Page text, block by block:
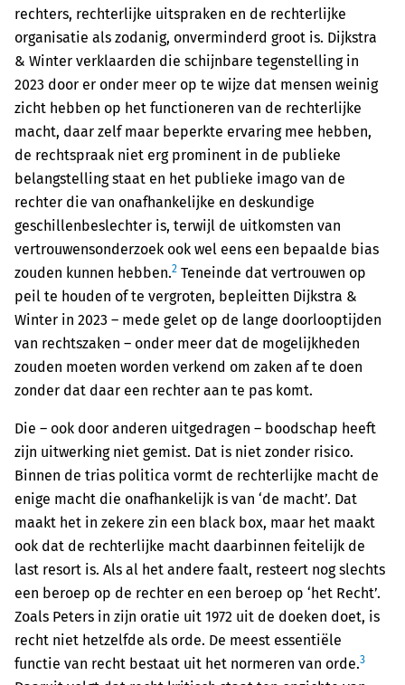
rechters, rechterlijke uitspraken en de rechterlijke
organisatie als zodanig, onverminderd groot is. Dijkstra
& Winter verklaarden die schijnbare tegenstelling in
2023 door er onder meer op te wijze dat mensen weinig
zicht hebben op het functioneren van de rechterlijke
macht, daar zelf maar beperkte ervaring mee hebben,
de rechtspraak niet erg prominent in de publieke
belangstelling staat en het publieke imago van de
rechter die van onafhankelijke en deskundige
geschillenbeslechter is, terwijl de uitkomsten van
vertrouwensonderzoek ook wel eens een bepaalde bias
zouden kunnen hebben.2 Teneinde dat vertrouwen op
peil te houden of te vergroten, bepleitten Dijkstra &
Winter in 2023 – mede gelet op de lange doorlooptijden
van rechtszaken – onder meer dat de mogelijkheden
zouden moeten worden verkend om zaken af te doen
zonder dat daar een rechter aan te pas komt.
Die – ook door anderen uitgedragen – boodschap heeft
zijn uitwerking niet gemist. Dat is niet zonder risico.
Binnen de trias politica vormt de rechterlijke macht de
enige macht die onafhankelijk is van ‘de macht’. Dat
maakt het in zekere zin een black box, maar het maakt
ook dat de rechterlijke macht daarbinnen feitelijk de
last resort is. Als al het andere faalt, resteert nog slechts
een beroep op de rechter en een beroep op ‘het Recht’.
Zoals Peters in zijn oratie uit 1972 uit de doeken doet, is
recht niet hetzelfde als orde. De meest essentiële
functie van recht bestaat uit het normeren van orde.3